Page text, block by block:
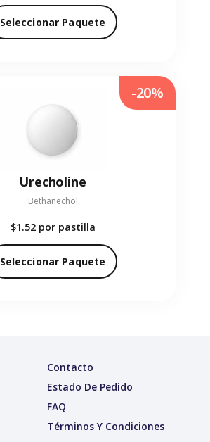
Seleccionar Paquete
Urecholine
Bethanechol
$1.52 por pastilla
Seleccionar Paquete
-20%
Contacto
Estado De Pedido
FAQ
Términos Y Condiciones